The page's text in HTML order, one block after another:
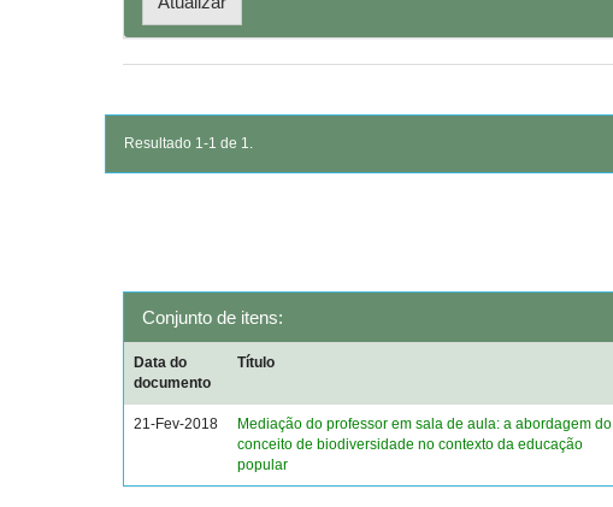
Resultado 1-1 de 1.
Conjunto de itens:
Data do
documento
Título
21-Fev-2018
Mediação do professor em sala de aula: a abordagem do
conceito de biodiversidade no contexto da educação
popular